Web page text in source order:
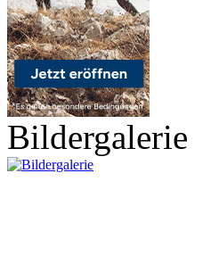
Bildergalerie